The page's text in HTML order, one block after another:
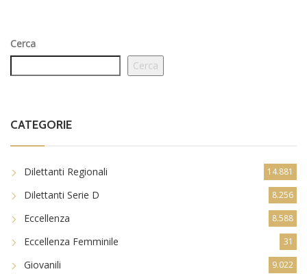
Cerca
Cerca
CATEGORIE
Dilettanti Regionali 14.881
Dilettanti Serie D 8.256
Eccellenza 8.588
Eccellenza Femminile 31
Giovanili 9.022